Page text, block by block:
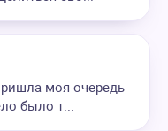
моя очередь
было т...